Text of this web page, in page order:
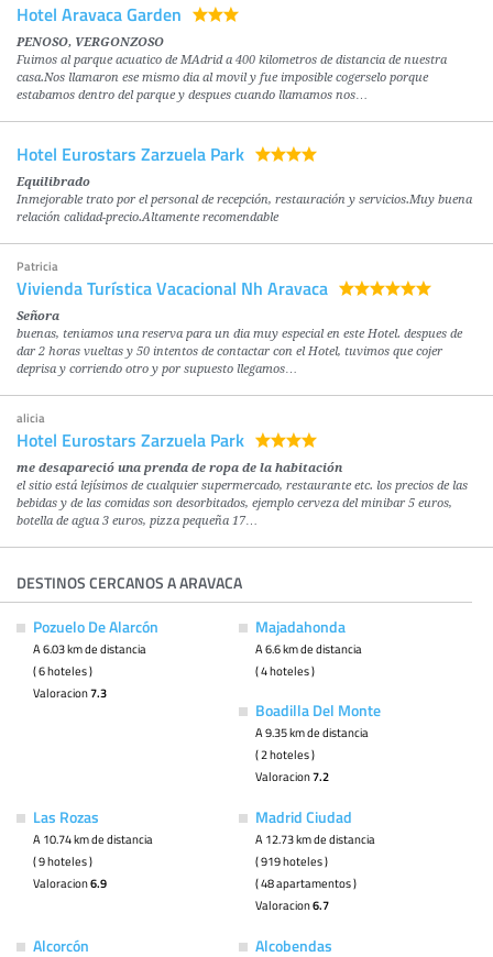
Hotel Aravaca Garden
PENOSO, VERGONZOSO
Fuimos al parque acuatico de MAdrid a 400 kilometros de distancia de nuestra
casa.Nos llamaron ese mismo dia al movil y fue imposible cogerselo porque
estabamos dentro del parque y despues cuando llamamos nos…
Hotel Eurostars Zarzuela Park
Equilibrado
Inmejorable trato por el personal de recepción, restauración y servicios.Muy buena
relación calidad-precio.Altamente recomendable
Patricia
Vivienda Turística Vacacional Nh Aravaca
Señora
buenas, teniamos una reserva para un dia muy especial en este Hotel. despues de
dar 2 horas vueltas y 50 intentos de contactar con el Hotel, tuvimos que cojer
deprisa y corriendo otro y por supuesto llegamos…
alicia
Hotel Eurostars Zarzuela Park
me desapareció una prenda de ropa de la habitación
el sitio está lejísimos de cualquier supermercado, restaurante etc. los precios de las
bebidas y de las comidas son desorbitados, ejemplo cerveza del minibar 5 euros,
botella de agua 3 euros, pizza pequeña 17…
DESTINOS CERCANOS A ARAVACA
Pozuelo De Alarcón
A 6.03 km de distancia
( 6 hoteles )
Valoracion7.3
Majadahonda
A 6.6 km de distancia
( 4 hoteles )
Boadilla Del Monte
A 9.35 km de distancia
( 2 hoteles )
Valoracion7.2
Las Rozas
A 10.74 km de distancia
( 9 hoteles )
Valoracion6.9
Madrid Ciudad
A 12.73 km de distancia
( 919 hoteles )
( 48 apartamentos )
Valoracion6.7
Alcorcón Alcobendas